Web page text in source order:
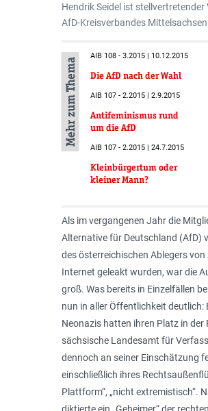
Hendrik Seidel ist
AfD-Kreisverbandes Mittelsachsen.
Mehr zum Thema
AIB 108 - 3.2015 | 10.12.2015
Die AfD nach der Wahl
AIB 107 - 2.2015 | 2.9.2015
Antifeminismus rund
um die AfD
AIB 107 - 2.2015 | 24.7.2015
Kleinbürgertum oder
kleiner Mann?
Als im vergangenen Jahr die
Alternative für Deutschland (AfD)
des österreichischen Ablegers
Internet geleakt wurden, war die
groß. Was bereits in Einzelfällen
nun in aller Öffentlichkeit deutlich:
Neonazis hatten ihren Platz in der
sächsische Landesamt für
dennoch an seiner Einschätzung
einschließlich ihres
Plattform“, „nicht extremistisch“.
diktierte ein „Geheimer“ der